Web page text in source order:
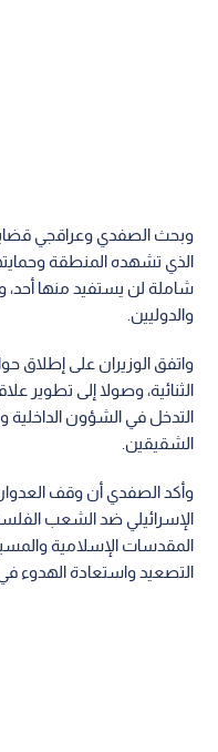
وبحث الصفدي وعراقجي قضايا
الذي تشهده المنطقة
شاملة لن يستفيد منها أحد،
والدوليين.
واتفق الوزيران على إطلاق
الثنائية، وصولا إلى تطوير
التدخل في الشؤون الداخلية
الشقيقين.
وأكد الصفدي أن وقف
الإسرائيلي ضد الشعب
المقدسات الإسلامية
التصعيد واستعادة الهدوء